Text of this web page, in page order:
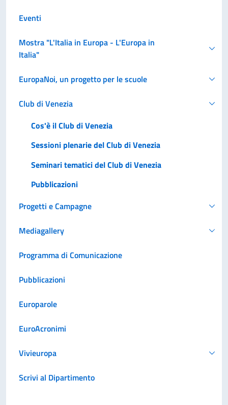
Eventi
Mostra "L'Italia in Europa - L'Europa in
Italia"
EuropaNoi, un progetto per le scuole
Club di Venezia
Cos'è il Club di Venezia
Sessioni plenarie del Club di Venezia
Seminari tematici del Club di Venezia
Pubblicazioni
Progetti e Campagne
Mediagallery
Programma di Comunicazione
Pubblicazioni
Europarole
EuroAcronimi
Vivieuropa
Scrivi al Dipartimento